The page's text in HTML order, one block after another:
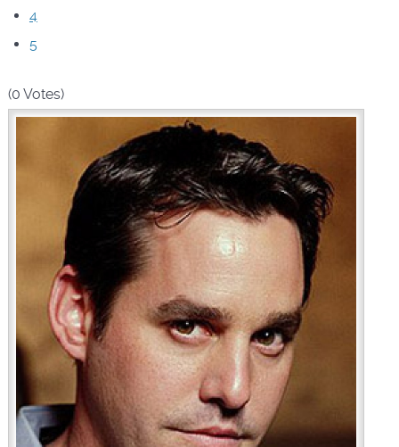
4
5
(0 Votes)